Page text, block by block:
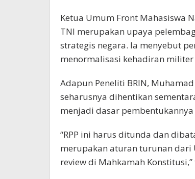
Ketua Umum Front Mahasiswa
TNI merupakan upaya
strategis negara. Ia menyebut
menormalisasi kehadiran
Adapun Peneliti BRIN,
seharusnya dihentikan
menjadi dasar
“RPP ini harus ditunda dan
merupakan aturan turunan dari
review di Mahkamah